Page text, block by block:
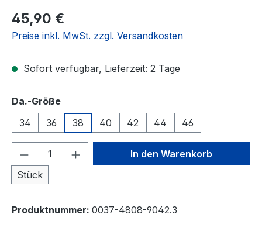
Regulärer Preis:
45,90 €
Preise inkl. MwSt. zzgl. Versandkosten
Sofort verfügbar, Lieferzeit: 2 Tage
Da.-Größeauswählen
34
36 38 40 42 44 46
Produkt Anzahl: Gib den
Stück
In den Warenkorb
Produktnummer: 0037-4808-9042.3